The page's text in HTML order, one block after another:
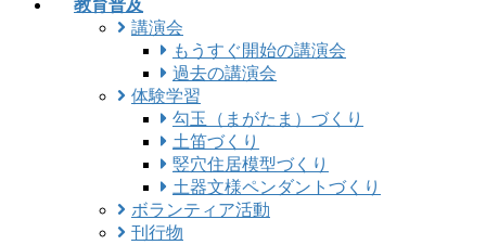
教育普及
講演会
もうすぐ開始の講演会
過去の講演会
体験学習
勾玉（まがたま）づくり
土笛づくり
竪穴住居模型づくり
土器文様ペンダントづくり
ボランティア活動
刊行物